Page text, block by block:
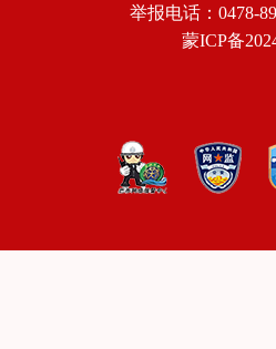
举报电话：0478-
蒙ICP备